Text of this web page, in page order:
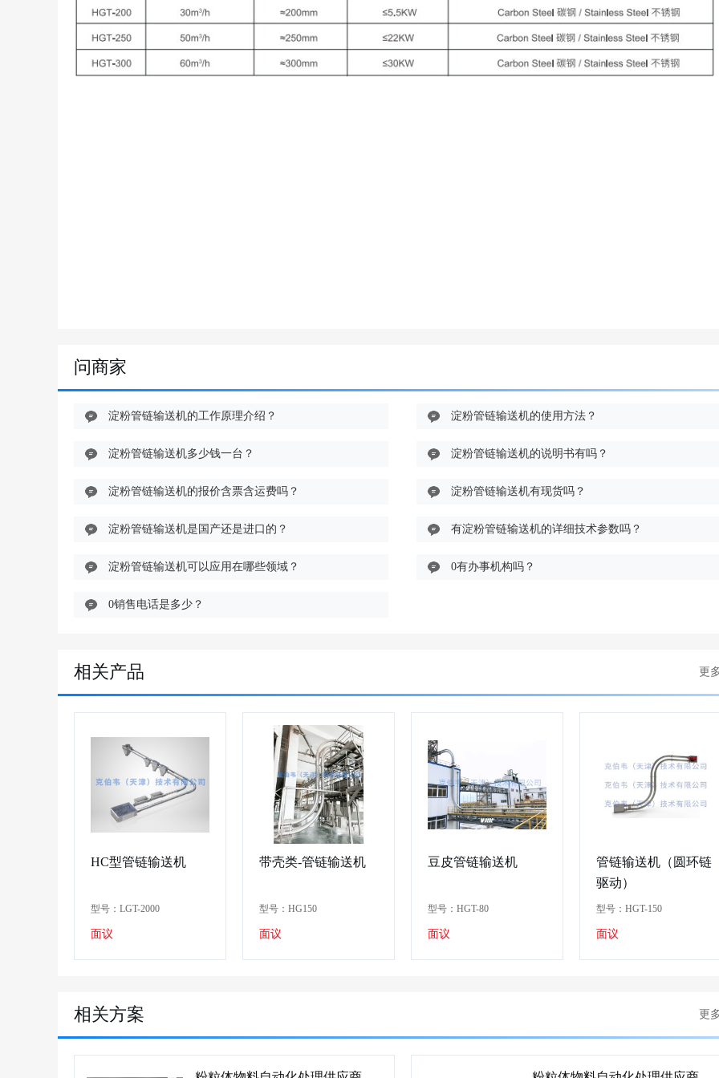
问商家
淀粉管链输送机的工作原理介绍？ 淀粉管链输送机的使用方法？
淀粉管链输送机多少钱一台？ 淀粉管链输送机的说明书有吗？
淀粉管链输送机的报价含票含运费吗？ 淀粉管链输送机有现货吗？
淀粉管链输送机是国产还是进口的？ 有淀粉管链输送机的详细技术参数吗？
淀粉管链输送机可以应用在哪些领域？ 0有办事机构吗？
0销售电话是多少？
相关产品 更
HC型管链输送机
型号：LGT-2000
面议
带壳类-管链输送机
型号：HG150
面议
豆皮管链输送机
型号：HGT-80
面议
管链输送机（圆环链
驱动）
型号：HGT-150
面议
相关方案 更